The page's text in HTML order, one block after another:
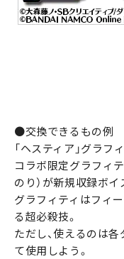
●交換できるもの例
「ヘスティア」グラフ
コラボ限定グラフィテ
のり）が新規収録ボイ
グラフィティはフィ
る超必殺技。
ただし、使えるのは
て使用しよう。